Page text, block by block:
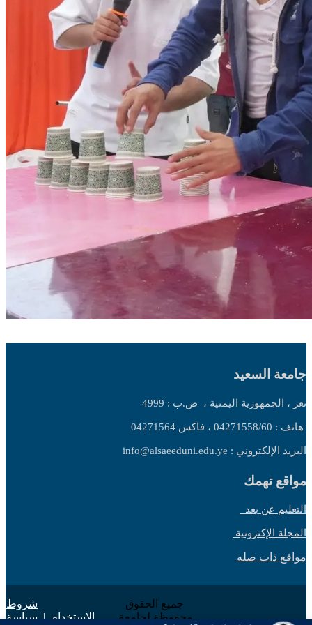
جامعة السعيد
تعز ، الجمهورية اليمنية ، ص.ب : 4999
هاتف : 04271558/60 ، فاكس 04271564
البريد الإلكتروني : info@alsaeeduni.edu.ye
مواقع تهمك
التعليم عن بعد
المجلة الإكترونية
مواقع ذات صله
جميع الحقوق
محفوظة لجامعة
شروط
الاستخدام
| سياسة